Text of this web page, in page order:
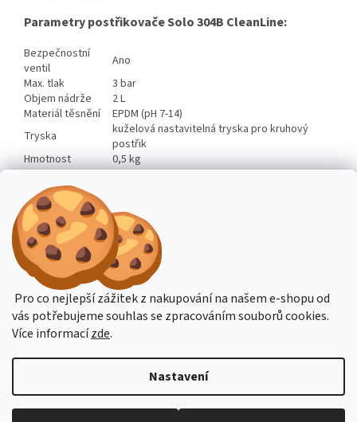
Pro co nejlepší zážitek z nakupování na našem e-shopu od
vás potřebujeme souhlas se zpracováním souborů cookies.
Více informacízde.
Nastavení
Parametry postřikovače Solo 304B CleanLine:
Bezpečnostní
ventil
Ano
Max. tlak
3 bar
Objem nádrže
2 L
Materiál těsnění
EPDM (pH 7-14)
Tryska
kuželová nastavitelná tryska pro kruhový
postřik
Hmotnost
0,5 kg
Doplňkové parametry
Kategorie
Dezinfekční postřikovače Solo CleanLine
Hmotnost
0.5 kg
EAN: 4015966304020
Copyright 2026Postrikovace-solo.cz - vše pro zahradu a